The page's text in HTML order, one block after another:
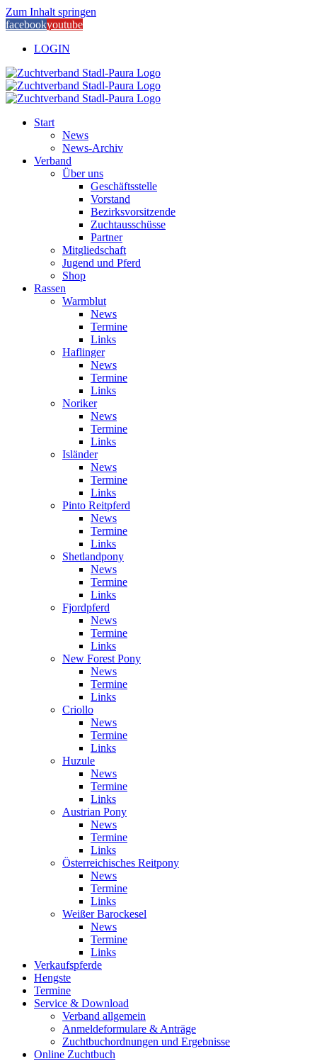
Zum Inhalt springen
facebookyoutube
LOGIN
Start
News
News-Archiv
Verband
Über uns
Geschäftsstelle
Vorstand
Bezirksvorsitzende
Zuchtausschüsse
Partner
Mitgliedschaft
Jugend und Pferd
Shop
Rassen
Warmblut
News
Termine
Links
Haflinger
News
Termine
Links
Noriker
News
Termine
Links
Isländer
News
Termine
Links
Pinto Reitpferd
News
Termine
Links
Shetlandpony
News
Termine
Links
Fjordpferd
News
Termine
Links
New Forest Pony
News
Termine
Links
Criollo
News
Termine
Links
Huzule
News
Termine
Links
Austrian Pony
News
Termine
Links
Österreichisches Reitpony
News
Termine
Links
Weißer Barockesel
News
Termine
Links
Verkaufspferde
Hengste
Termine
Service & Download
Verband allgemein
Anmeldeformulare & Anträge
Zuchtbuchordnungen und Ergebnisse
Online Zuchtbuch